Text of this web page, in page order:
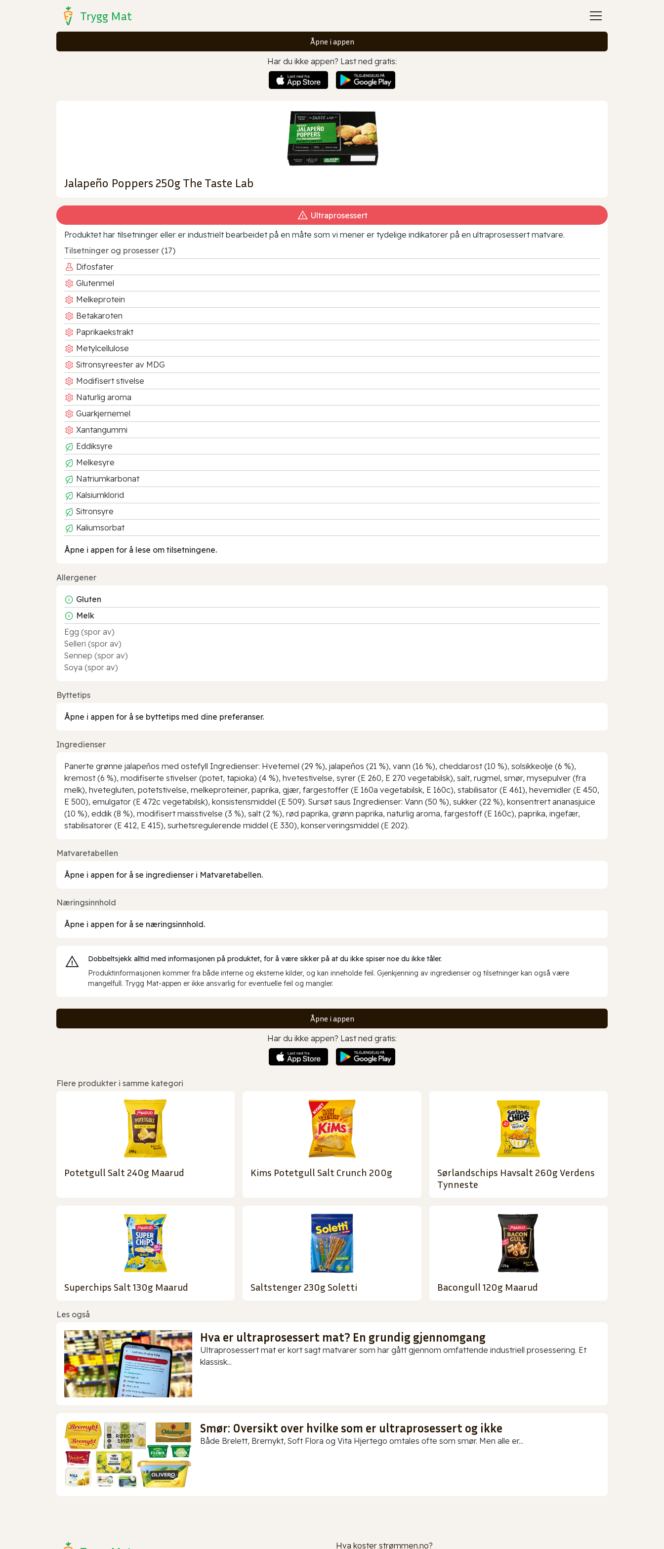
Trygg Mat
Åpne i appen
Har du ikke appen? Last ned gratis:
Jalapeño Poppers 250g The Taste Lab
Ultraprosessert
Produktet har tilsetninger eller er industrielt bearbeidet på en måte som vi mener er tydelige indikatorer på en ultraprosessert matvare.
Tilsetninger og prosesser (17)
Difosfater
Glutenmel
Melkeprotein
Betakaroten
Paprikaekstrakt
Metylcellulose
Sitronsyreester av MDG
Modifisert stivelse
Naturlig aroma
Guarkjernemel
Xantangummi
Eddiksyre
Melkesyre
Natriumkarbonat
Kalsiumklorid
Sitronsyre
Kaliumsorbat
Åpne i appen for å lese om tilsetningene.
Allergener
Gluten
Melk
Egg (spor av)
Selleri (spor av)
Sennep (spor av)
Soya (spor av)
Byttetips
Åpne i appen for å se byttetips med dine preferanser.
Ingredienser
Panerte grønne jalapeños med ostefyll Ingredienser: Hvetemel (29 %), jalapeños (21 %), vann (16 %), cheddarost (10 %), solsikkeolje (6 %),
kremost (6 %), modifiserte stivelser (potet, tapioka) (4 %), hvetestivelse, syrer (E 260, E 270 vegetabilsk), salt, rugmel, smør, mysepulver (fra
melk), hvetegluten, potetstivelse, melkeproteiner, paprika, gjær, fargestoffer (E 160a vegetabilsk, E 160c), stabilisator (E 461), hevemidler (E 450,
E 500), emulgator (E 472c vegetabilsk), konsistensmiddel (E 509). Sursøt saus Ingredienser: Vann (50 %), sukker (22 %), konsentrert ananasjuice
(10 %), eddik (8 %), modifisert maisstivelse (3 %), salt (2 %), rød paprika, grønn paprika, naturlig aroma, fargestoff (E 160c), paprika, ingefær,
stabilisatorer (E 412, E 415), surhetsregulerende middel (E 330), konserveringsmiddel (E 202).
Matvaretabellen
Åpne i appen for å se ingredienser i Matvaretabellen.
Næringsinnhold
Åpne i appen for å se næringsinnhold.
Dobbeltsjekk alltid med informasjonen på produktet, for å være sikker på at du ikke spiser noe du ikke tåler.
Produktinformasjonen kommer fra både interne og eksterne kilder, og kan inneholde feil. Gjenkjenning av ingredienser og tilsetninger kan også være
mangelfull. Trygg Mat-appen er ikke ansvarlig for eventuelle feil og mangler.
Åpne i appen
Har du ikke appen? Last ned gratis:
Flere produkter i samme kategori
Potetgull Salt 240g Maarud Kims Potetgull Salt Crunch 200g
Sørlandschips Havsalt 260g Verdens
Tynneste
Superchips Salt 130g Maarud Saltstenger 230g Soletti Bacongull 120g Maarud
Les også
Hva er ultraprosessert mat? En grundig gjennomgang
Ultraprosessert mat er kort sagt matvarer som har gått gjennom omfattende industriell prosessering. Et
klassisk...
Smør: Oversikt over hvilke som er ultraprosessert og ikke
Både Brelett, Bremykt, Soft Flora og Vita Hjertego omtales ofte som smør. Men alle er...
Hva koster strømmen.no?